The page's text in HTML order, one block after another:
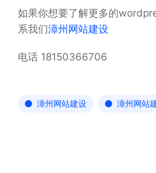
如果你想要了解更多的
系我们漳州网站建设
电话 18150366706
漳州网站建设 漳州网站